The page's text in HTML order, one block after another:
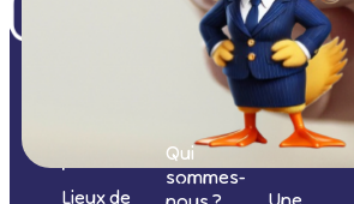
prestations
Lieux de
Informations
Qui
sommes-
Nous
Une